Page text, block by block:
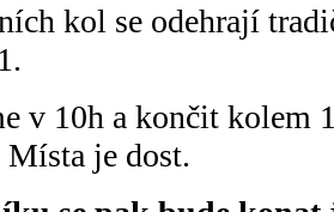
kol se odehrají
v 10h a končit kolem
je dost.